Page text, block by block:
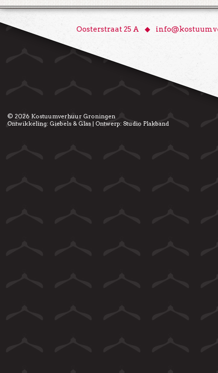
Oosterstraat 25 A ♦
© 2026 Kostuumverhuur Groningen
Ontwikkeling: Giebels & Glas | Ontwerp: Studio Plakband